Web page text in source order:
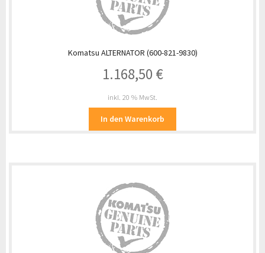
Komatsu ALTERNATOR (600-821-9830)
1.168,50 €
inkl. 20 % MwSt.
In den Warenkorb